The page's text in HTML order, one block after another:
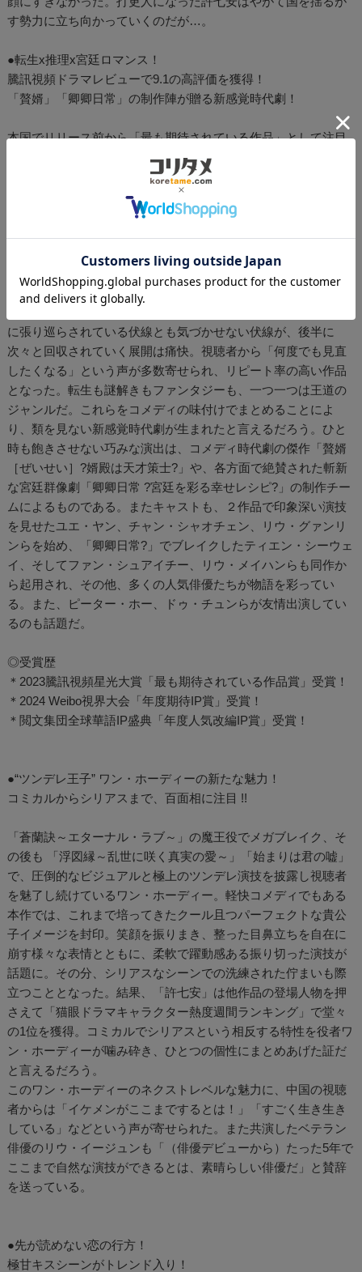
す勢力に立ち向かっていくのだが…。
●転生x推理x宮廷ロマンス！
騰訊視頻ドラマレビューで9.1の高評価を獲得！
「贅婿」「卿卿日常」の制作陣が贈る新感覚時代劇！
本国でリリース前から「最も期待されている作品」として注目
されていた本作。異世界転生、古装アクション、宮廷謀略、推
理、恋愛、ファンタジーと盛りだくさんの人気要素が、１つの
映像作品としてどのように仕上がるかに期待が寄せられていた
が、配信開始直後から人気を伸ばし、熱度（ヒット指数）は爆
る2025年初の爆発的ヒット作となった。
面白さの秘密は、個性豊かなキャラクター、小気味よいコメデ
ィ仕立ての演出、そしていつの間にか壮大なクライマックスへ
に張り巡らされている伏線とも気づかせない伏線が、後半に
次々と回収されていく展開は痛快。視聴者から「何度でも見直
したくなる」という声が多数寄せられ、リピート率の高い作品
となった。転生も謎解きもファンタジーも、一つ一つは王道の
ジャンルだ。これらをコメディの味付けでまとめることによ
り、類を見ない新感覚時代劇が生まれたと言えるだろう。ひと
時も飽きさせない巧みな演出は、コメディ時代劇の傑作「贅婿
［ぜいせい］?婿殿は天才策士?」や、各方面で絶賛された斬新
な宮廷群像劇「卿卿日常 ?宮廷を彩る幸せレシピ?」の制作チー
ムによるものである。またキャストも、２作品で印象深い演技
を見せたユエ・ヤン、チャン・シャオチェン、リウ・グァンリ
ンらを始め、「卿卿日常?」でブレイクしたティエン・シーウェ
イ、そしてファン・シュアイチー、リウ・メイハンらも同作か
ら起用され、その他、多くの人気俳優たちが物語を彩ってい
る。また、ピーター・ホー、ドゥ・チュンらが友情出演してい
るのも話題だ。
◎受賞歴
＊2023騰訊視頻星光大賞「最も期待されている作品賞」受賞！
＊2024 Weibo視界大会「年度期待IP賞」受賞！
＊閲文集団全球華語IP盛典「年度人気改編IP賞」受賞！
●“ツンデレ王子” ワン・ホーディーの新たな魅力！
コミカルからシリアスまで、百面相に注目 !!
「蒼蘭訣～エターナル・ラブ～」の魔王役でメガブレイク、そ
の後も 「浮図縁～乱世に咲く真実の愛～」「始まりは君の嘘」
で、圧倒的なビジュアルと極上のツンデレ演技を披露し視聴者
を魅了し続けているワン・ホーディー。軽快コメディでもある
本作では、これまで培ってきたクール且つパーフェクトな貴公
子イメージを封印。笑顔を振りまき、整った目鼻立ちを自在に
崩す様々な表情とともに、柔軟で躍動感ある振り切った演技が
話題に。その分、シリアスなシーンでの洗練された佇まいも際
立つこととなった。結果、「許七安」は他作品の登場人物を押
さえて「猫眼ドラマキャラクター熱度週間ランキング」で堂々
の1位を獲得。コミカルでシリアスという相反する特性を役者ワ
ン・ホーディーが噛み砕き、ひとつの個性にまとめあげた証だ
と言えるだろう。
このワン・ホーディーのネクストレベルな魅力に、中国の視聴
者からは「イケメンがここまでするとは！」「すごく生き生き
している」などという声が寄せられた。また共演したベテラン
俳優のリウ・イージュンも「（俳優デビューから）たった5年で
ここまで自然な演技ができるとは、素晴らしい俳優だ」と賛辞
を送っている。
●先が読めない恋の行方！
極甘キスシーンがトレンド入り！